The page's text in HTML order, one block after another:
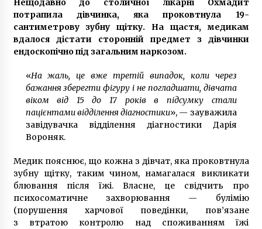
потрапила дівчинка, яка проковтнула 19-
сантиметрову зубну щітку. На щастя, медикам
вдалося дістати сторонній предмет з дівчинки
ендоскопічно під загальним наркозом.
«На жаль, це вже третій випадок, коли через
бажання зберегти фігуру і не погладшати, дівчата
віком від 15 до 17 років в підсумку стали
пацієнтами відділення діагностики», — зауважила
завідувачка відділення діагностики Дарія
Вороняк.
Медик пояснює, що кожна з дівчат, яка проковтнула
зубну щітку, таким чином, намагалася викликати
блювання після їжі. Власне, це свідчить про
психосоматичне захворювання — булімію
(порушення харчової поведінки, пов’язане
з втратою контролю над споживанням їжі